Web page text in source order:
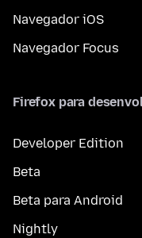
Navegador iOS
Navegador Focus
Firefox para
Developer Edition
Beta
Beta para Android
Nightly